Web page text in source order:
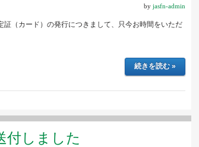
by jasfn-admin
（カード）の発行につきまして、只今お時間をいただ
続きを読む »
付しました